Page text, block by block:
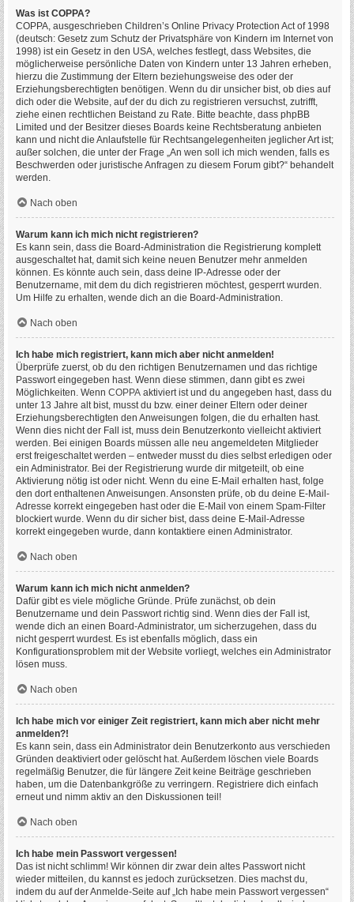
Was ist COPPA?
COPPA, ausgeschrieben Children’s Online Privacy Protection Act of 1998
(deutsch: Gesetz zum Schutz der Privatsphäre von Kindern im Internet von
1998) ist ein Gesetz in den USA, welches festlegt, dass Websites, die
möglicherweise persönliche Daten von Kindern unter 13 Jahren erheben,
hierzu die Zustimmung der Eltern beziehungsweise des oder der
Erziehungsberechtigten benötigen. Wenn du dir unsicher bist, ob dies auf
dich oder die Website, auf der du dich zu registrieren versuchst, zutrifft,
ziehe einen rechtlichen Beistand zu Rate. Bitte beachte, dass phpBB
Limited und der Besitzer dieses Boards keine Rechtsberatung anbieten
kann und nicht die Anlaufstelle für Rechtsangelegenheiten jeglicher Art ist;
außer solchen, die unter der Frage „An wen soll ich mich wenden, falls es
Beschwerden oder juristische Anfragen zu diesem Forum gibt?“ behandelt
werden.
Nach oben
Warum kann ich mich nicht registrieren?
Es kann sein, dass die Board-Administration die Registrierung komplett
ausgeschaltet hat, damit sich keine neuen Benutzer mehr anmelden
können. Es könnte auch sein, dass deine IP-Adresse oder der
Benutzername, mit dem du dich registrieren möchtest, gesperrt wurden.
Um Hilfe zu erhalten, wende dich an die Board-Administration.
Nach oben
Ich habe mich registriert, kann mich aber nicht anmelden!
Überprüfe zuerst, ob du den richtigen Benutzernamen und das richtige
Passwort eingegeben hast. Wenn diese stimmen, dann gibt es zwei
Möglichkeiten. Wenn COPPA aktiviert ist und du angegeben hast, dass du
unter 13 Jahre alt bist, musst du bzw. einer deiner Eltern oder deiner
Erziehungsberechtigten den Anweisungen folgen, die du erhalten hast.
Wenn dies nicht der Fall ist, muss dein Benutzerkonto vielleicht aktiviert
werden. Bei einigen Boards müssen alle neu angemeldeten Mitglieder
erst freigeschaltet werden – entweder musst du dies selbst erledigen oder
ein Administrator. Bei der Registrierung wurde dir mitgeteilt, ob eine
Aktivierung nötig ist oder nicht. Wenn du eine E-Mail erhalten hast, folge
den dort enthaltenen Anweisungen. Ansonsten prüfe, ob du deine E-Mail-
Adresse korrekt eingegeben hast oder die E-Mail von einem Spam-Filter
blockiert wurde. Wenn du dir sicher bist, dass deine E-Mail-Adresse
korrekt eingegeben wurde, dann kontaktiere einen Administrator.
Nach oben
Warum kann ich mich nicht anmelden?
Dafür gibt es viele mögliche Gründe. Prüfe zunächst, ob dein
Benutzername und dein Passwort richtig sind. Wenn dies der Fall ist,
wende dich an einen Board-Administrator, um sicherzugehen, dass du
nicht gesperrt wurdest. Es ist ebenfalls möglich, dass ein
Konfigurationsproblem mit der Website vorliegt, welches ein Administrator
lösen muss.
Nach oben
Ich habe mich vor einiger Zeit registriert, kann mich aber nicht mehr
anmelden?!
Es kann sein, dass ein Administrator dein Benutzerkonto aus verschieden
Gründen deaktiviert oder gelöscht hat. Außerdem löschen viele Boards
regelmäßig Benutzer, die für längere Zeit keine Beiträge geschrieben
haben, um die Datenbankgröße zu verringern. Registriere dich einfach
erneut und nimm aktiv an den Diskussionen teil!
Nach oben
Ich habe mein Passwort vergessen!
Das ist nicht schlimm! Wir können dir zwar dein altes Passwort nicht
wieder mitteilen, du kannst es jedoch zurücksetzen. Dies machst du,
indem du auf der Anmelde-Seite auf „Ich habe mein Passwort vergessen“